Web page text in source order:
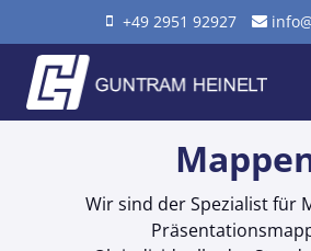
Inhalt
springen
+49 2951 92927
Wir sind der Spezialist für